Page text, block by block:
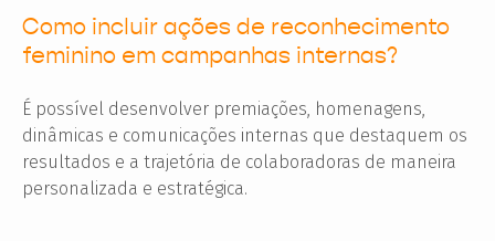
Como incluir ações de reconhecimento
feminino em campanhas internas?
É possível desenvolver premiações, homenagens,
dinâmicas e comunicações internas que destaquem os
resultados e a trajetória de colaboradoras de maneira
personalizada e estratégica.